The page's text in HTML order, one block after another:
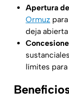
Apertura
Ormuz
deja
límites